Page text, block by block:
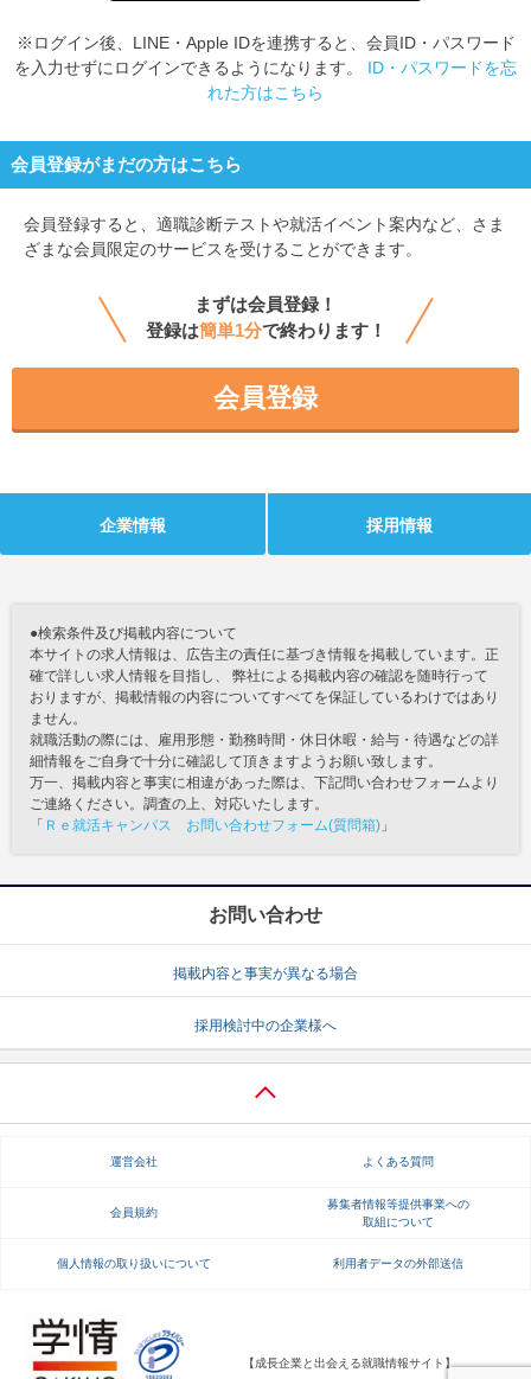
※ログイン後、LINE・Apple IDを連携すると、会員ID・パスワード
を入力せずにログインできるようになります。 ID・パスワードを忘
れた方はこちら
会員登録がまだの方はこちら
会員登録すると、 適職診断テストや就活イベント案内など、さま
ざまな会員限定のサービスを受けることができます。
まずは会員登録！
登録は簡単1分で終わります！
会員登録
企業情報 採用情報
●検索条件及び掲載内容について
本サイトの求人情報は、広告主の責任に基づき情報を掲載しています。正
確で詳しい求人情報を目指し、 弊社による掲載内容の確認を随時行って
おりますが、掲載情報の内容についてすべてを保証しているわけではあり
ません。
就職活動の際には、雇用形態・勤務時間・休日休暇・給与・待遇などの詳
細情報をご自身で十分に確認して頂きますようお願い致します。
万一、掲載内容と事実に相違があった際は、下記問い合わせフォームより
ご連絡ください。調査の上、対応いたします。
「 Ｒｅ就活キャンパス お問い合わせフォーム(質問箱) 」
お問い合わせ
掲載内容と事実が異なる場合
採用検討中の企業様へ
運営会社 よくある質問
会員規約
募集者情報等提供事業への
取組について
個人情報の取り扱いについて 利用者データの外部送信
【成長企業と出会える就職情報サイト】